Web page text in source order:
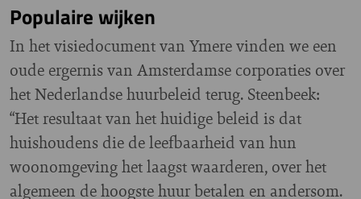
Populaire wijken
In het visiedocument van Ymere vinden we een
oude ergernis van Amsterdamse corporaties over
het Nederlandse huurbeleid terug. Steenbeek:
“Het resultaat van het huidige beleid is dat
huishoudens die de leefbaarheid van hun
woonomgeving het laagst waarderen, over het
algemeen de hoogste huur betalen en andersom.